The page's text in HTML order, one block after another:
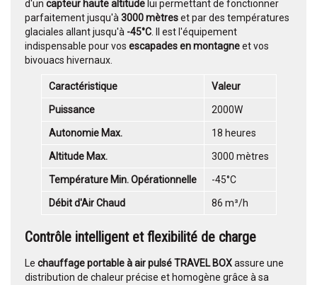
d'un capteur haute altitude lui permettant de fonctionner
parfaitement jusqu'à 3000 mètreset par des températures
glaciales allant jusqu'à -45°C . Il est l'équipement
indispensable pour vos escapades en montagneet vos
bivouacs hivernaux.
Caractéristique Valeur
Puissance 2000W
Autonomie Max. 18 heures
Altitude Max. 3000 mètres
Température Min. Opérationnelle -45°C
Débit d'Air Chaud 86 m³/h
Contrôle intelligent et flexibilité de charge
Le chauffage portable à air pulséTRAVEL BOXassure une
distribution de chaleur précise et homogène grâce à sa